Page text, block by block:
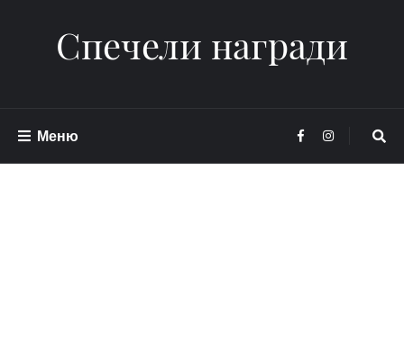
Спечели награди
Меню